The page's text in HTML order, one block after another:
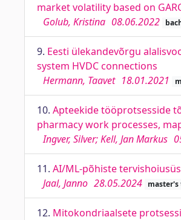
market volatility based on
Golub, Kristina 08.06.2022
9. Eesti ülekandevõrgu
system HVDC connections
Hermann, Taavet 18.01.2021
10. Apteekide tööprotsesside
pharmacy work processes,
Ingver, Silver; Kell, Jan Markus
11. AI/ML-põhiste
Jaal, Janno 28.05.2024 master's
12. Mitokondriaalsete